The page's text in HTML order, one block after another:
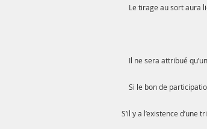
Le tirage au sort
Il ne sera attribué
Si le bon de
S’il y a l’existence